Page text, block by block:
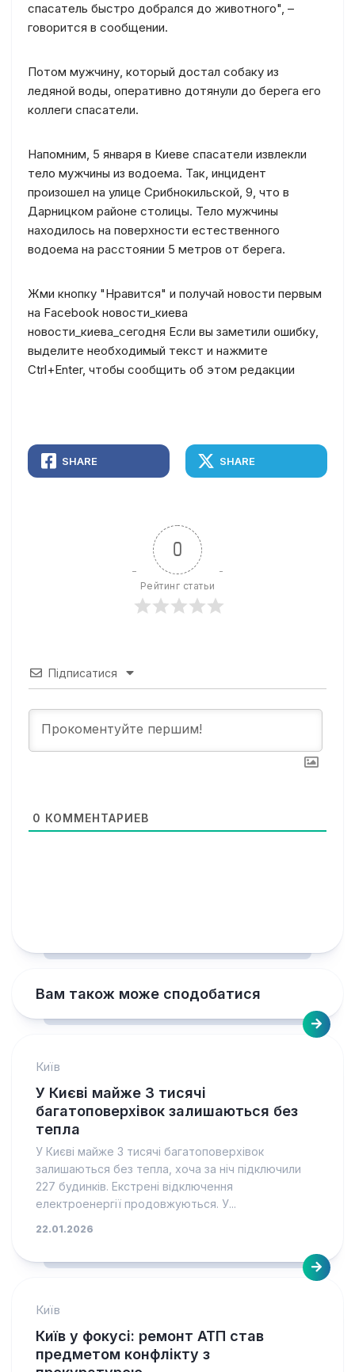
спасатель быстро добрался до животного", –
говорится в сообщении.
Потом мужчину, который достал собаку из
ледяной воды, оперативно дотянули до берега его
коллеги спасатели.
Напомним, 5 января в Киеве спасатели извлекли
тело мужчины из водоема. Так, инцидент
произошел на улице Срибнокильской, 9, что в
Дарницком районе столицы. Тело мужчины
находилось на поверхности естественного
водоема на расстоянии 5 метров от берега.
Жми кнопку "Нравится" и получай новости первым
на Facebook новости_киева
новости_киева_сегодня Если вы заметили ошибку,
выделите необходимый текст и нажмите
Ctrl+Enter, чтобы сообщить об этом редакции
SHARE SHARE
0
Рейтинг статьи
Підписатися
0 КОММЕНТАРИЕВ
Вам також може сподобатися
Київ
У Києві майже 3 тисячі
багатоповерхівок залишаються без
тепла
У Києві майже 3 тисячі багатоповерхівок
залишаються без тепла, хоча за ніч підключили
227 будинків. Екстрені відключення
електроенергії продовжуються. У...
22.01.2026
Київ
Київ у фокусі: ремонт АТП став
предметом конфлікту з